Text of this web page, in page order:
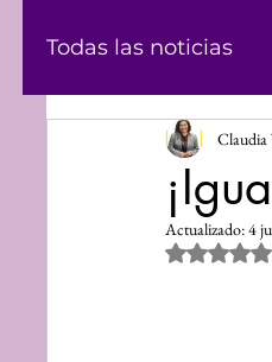
Todas las noticias
MasculinidadClaudia
Actualizado:4
Obtuvo